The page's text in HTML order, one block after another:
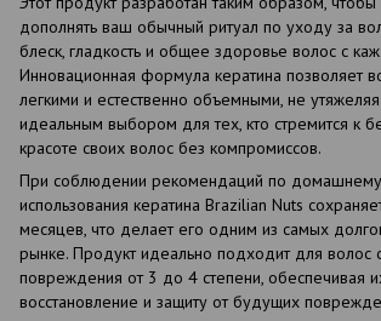
дополнять ваш обычный ритуал по уходу за
блеск, гладкость и общее здоровье волос с
Инновационная формула кератина позволяет
легкими и естественно объемными, не
идеальным выбором для тех, кто стремится к
красоте своих волос без компромиссов.
При соблюдении рекомендаций по
использования кератина Brazilian Nuts
месяцев, что делает его одним из самых
рынке. Продукт идеально подходит для волос
повреждения от 3 до 4 степени, обеспечивая
восстановление и защиту от будущих